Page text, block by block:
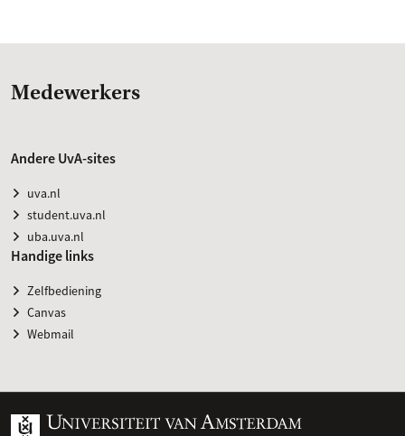
Medewerkers
Andere UvA-sites
uva.nl
student.uva.nl
uba.uva.nl
Handige links
Zelfbediening
Canvas
Webmail